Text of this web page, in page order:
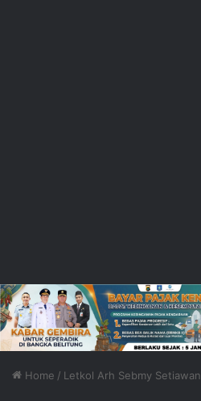
Home / Letkol Arh Sebmy Setiawan